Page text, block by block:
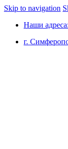
Skip to navigation
Наши адреса:
г.